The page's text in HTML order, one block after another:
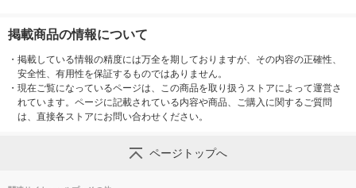
掲載商品の情報について
・ 掲載している情報の精度には万全を期しておりますが、その内容の正確性、
安全性、有用性を保証するものではありません。
・ 現在ご覧になっているページは、この商品を取り扱うストアによって運営さ
れています。ページに記載されている内容や商品、ご購入に関するご質問
は、直接各ストアにお問い合わせください。
ページトップへ